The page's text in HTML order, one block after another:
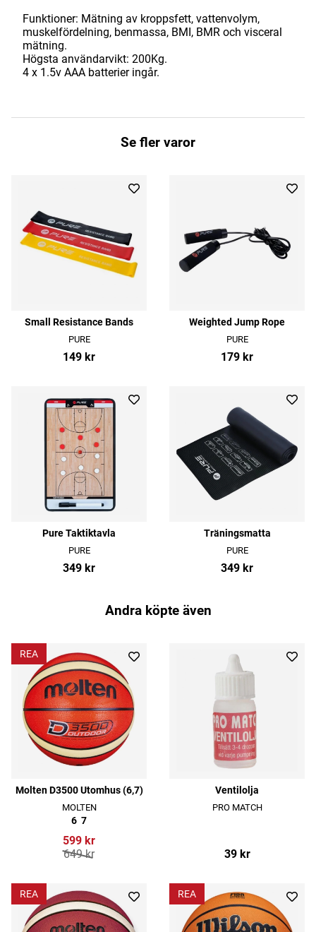
Funktioner: Mätning av kroppsfett, vattenvolym,
muskelfördelning, benmassa, BMI, BMR och visceral
mätning.
Högsta användarvikt: 200Kg.
4 x 1.5v AAA batterier ingår.
Se fler varor
Small Resistance Bands
PURE
149 kr
Weighted Jump Rope
PURE
179 kr
Pure Taktiktavla
PURE
349 kr
Träningsmatta
PURE
349 kr
Andra köpte även
REA
Molten D3500 Utomhus (6,7)
MOLTEN
6 7
599 kr
649 kr
Ventilolja
PRO MATCH
39 kr
REA REA